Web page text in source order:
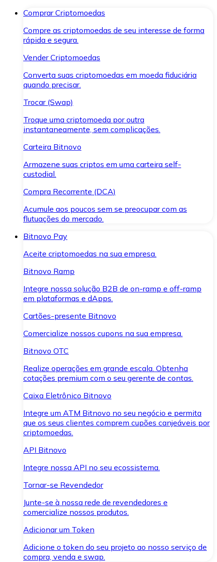
Comprar Criptomoedas
Compre as criptomoedas de seu interesse de forma
rápida e segura.
Vender Criptomoedas
Converta suas criptomoedas em moeda fiduciária
quando precisar.
Trocar (Swap)
Troque uma criptomoeda por outra
instantaneamente, sem complicações.
Carteira Bitnovo
Armazene suas criptos em uma carteira self-
custodial.
Compra Recorrente (DCA)
Acumule aos poucos sem se preocupar com as
flutuações do mercado.
Bitnovo Pay
Aceite criptomoedas na sua empresa.
Bitnovo Ramp
Integre nossa solução B2B de on-ramp e off-ramp
em plataformas e dApps.
Cartões-presente Bitnovo
Comercialize nossos cupons na sua empresa.
Bitnovo OTC
Realize operações em grande escala. Obtenha
cotações premium com o seu gerente de contas.
Caixa Eletrônico Bitnovo
Integre um ATM Bitnovo no seu negócio e permita
que os seus clientes comprem cupões canjeáveis por
criptomoedas.
API Bitnovo
Integre nossa API no seu ecossistema.
Tornar-se Revendedor
Junte-se à nossa rede de revendedores e
comercialize nossos produtos.
Adicionar um Token
Adicione o token do seu projeto ao nosso serviço de
compra, venda e swap.